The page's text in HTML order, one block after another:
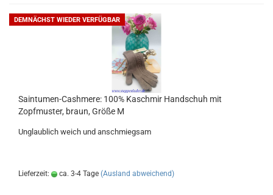
DEMNÄCHST WIEDER VERFÜGBAR
Saintumen-Cashmere: 100% Kaschmir Handschuh mit
Zopfmuster, braun, Größe M
Unglaublich weich und anschmiegsam
Lieferzeit: ca. 3-4 Tage (Ausland abweichend)